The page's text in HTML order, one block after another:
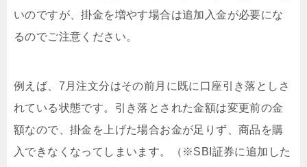
いのですが、掛金を増やす場合は追加入金が必要にな
るのでご注意ください。
例えば、7月注文分はその前月に既に口座引き落としさ
れている状態です。引き落とされた金額は変更前の金
額なので、掛金を上げた場合お金が足りず、商品を購
入できなくなってしまいます。（※SBI証券に追加した